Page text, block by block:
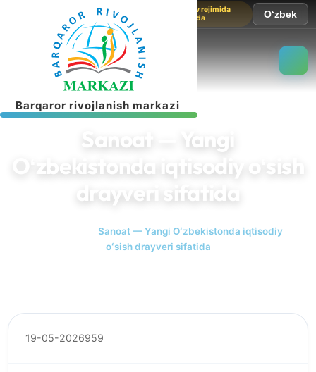
Barqaror rivojlanish markazi
Sayt sinov rejimida
ishlamoqda
O‘zbek
Sanoat — Yangi
Oʻzbekistonda iqtisodiy oʻsish
drayveri sifatida
Sanoat — Yangi Oʻzbekistonda iqtisodiy
oʻsish drayveri sifatida
19-05-2026959